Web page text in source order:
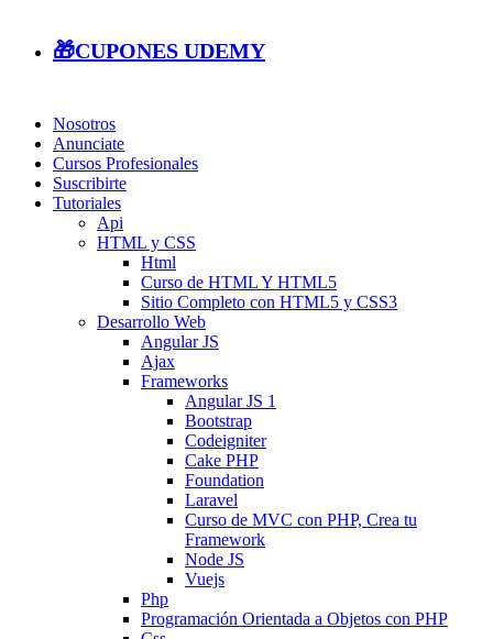
🎁CUPONES UDEMY
Nosotros
Anunciate
Cursos Profesionales
Suscribirte
Tutoriales
Api
HTML y CSS
Html
Curso de HTML Y HTML5
Sitio Completo con HTML5 y CSS3
Desarrollo Web
Angular JS
Ajax
Frameworks
Angular JS 1
Bootstrap
Codeigniter
Cake PHP
Foundation
Laravel
Curso de MVC con PHP, Crea tu
Framework
Node JS
Vuejs
Php
Programación Orientada a Objetos con PHP